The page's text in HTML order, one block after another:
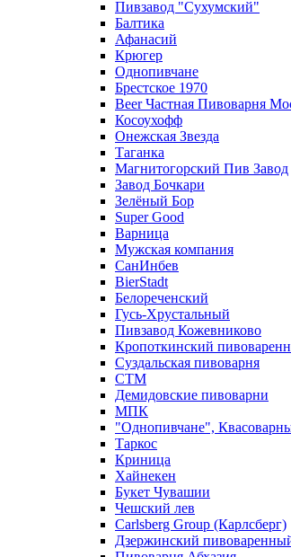
Пивзавод "Сухумский"
Балтика
Афанасий
Крюгер
Однопивчане
Брестское 1970
Beer Частная Пивоварня
Косоухофф
Онежская Звезда
Таганка
Магнитогорский Пив Завод
Завод Бочкари
Зелёный Бор
Super Good
Варница
Мужская компания
СанИнбев
BierStadt
Белореченский
Гусь-Хрустальный
Пивзавод Кожевниково
Кропоткинский
Суздальская пивоварня
СТМ
Демидовские пивоварни
МПК
"Однопивчане",
Таркос
Криница
Хайнекен
Букет Чувашии
Чешский лев
Carlsberg Group (Карлсберг)
Дзержинский